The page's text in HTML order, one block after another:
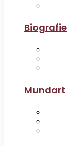
Biografie
Mundart